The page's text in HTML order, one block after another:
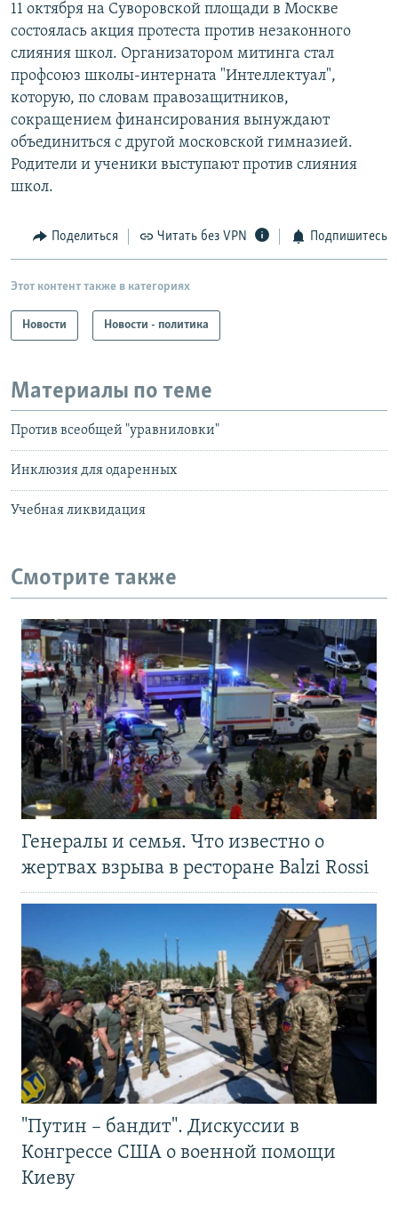
11 октября на Суворовской площади в Москве
состоялась акция протеста против незаконного
слияния школ. Организатором митинга стал
профсоюз школы-интерната "Интеллектуал",
которую, по словам правозащитников,
сокращением финансирования вынуждают
объединиться с другой московской гимназией.
Родители и ученики выступают против слияния
школ.
Поделиться Читать без VPN Подпишитесь
Этот контент также в категориях
Новости Новости - политика
Материалы по теме
Против всеобщей "уравниловки"
Инклюзия для одаренных
Учебная ликвидация
Смотрите также
Генералы и семья. Что известно о
жертвах взрыва в ресторане Balzi Rossi
"Путин – бандит". Дискуссии в
Конгрессе США о военной помощи
Киеву